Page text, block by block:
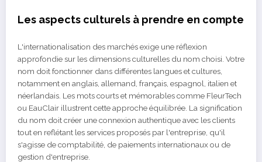
Les aspects culturels à prendre en compte
L'internationalisation des marchés exige une réflexion
approfondie sur les dimensions culturelles du nom choisi. Votre
nom doit fonctionner dans différentes langues et cultures,
notamment en anglais, allemand, français, espagnol, italien et
néerlandais. Les mots courts et mémorables comme FleurTech
ou EauClair illustrent cette approche équilibrée. La signification
du nom doit créer une connexion authentique avec les clients
tout en reflétant les services proposés par l'entreprise, qu'il
s'agisse de comptabilité, de paiements internationaux ou de
gestion d'entreprise.